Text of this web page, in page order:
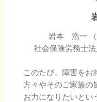
岩本 浩一 （
社会保険労務士
このたび、障害をお
方々やそのご家族の
お力になりたいとい